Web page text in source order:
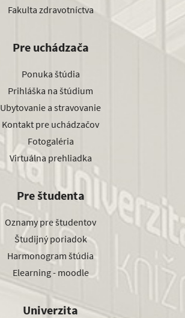
Fakulta zdravotníctva
Pre uchádzača
Ponuka štúdia
Prihláška na štúdium
Ubytovanie a stravovanie
Kontakt pre uchádzačov
Fotogaléria
Virtuálna prehliadka
Pre študenta
Oznamy pre študentov
Študijný poriadok
Harmonogram štúdia
Elearning - moodle
Univerzita